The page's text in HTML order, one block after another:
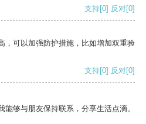
支持[0] 反对[0]
，可以加强防护措施，比如增加双重验
支持[0] 反对[0]
够与朋友保持联系，分享生活点滴。